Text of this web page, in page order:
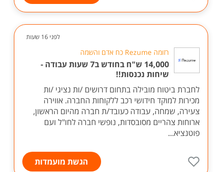
לפני 16 שעות
רזומה Rezume כח אדם והשמה
14,000 ש"ח בחודש ב7 שעות עבודה -
שיחות נכנסות!!
לחברת ביטוח מובילה בתחום דרושים /ות נציגי /ות
מכירות למוקד חידושי רכב ללקוחות החברה. אווירה
צעירה, שמחה, עבודה כעובד/ת חברה מהיום הראשון,
ארוחות צהריים מסובסדות, נופשי חברה לחו"ל ועם
פוטנציא...
הגשת מועמדות